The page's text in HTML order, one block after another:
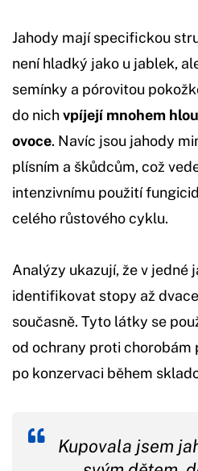
Jahody mají specifickou
není hladký jako u jablek,
semínky a pórovitou
do nichvpíjejí mnohem
ovoce. Navíc jsou jahody
plísním a škůdcům, což
intenzivnímu použití
celého růstového cyklu.
Analýzy ukazují, že v jedné
identifikovat stopy až
současně. Tyto látky se
od ochrany proti chorobám
po konzervaci během
Kupovala jsem